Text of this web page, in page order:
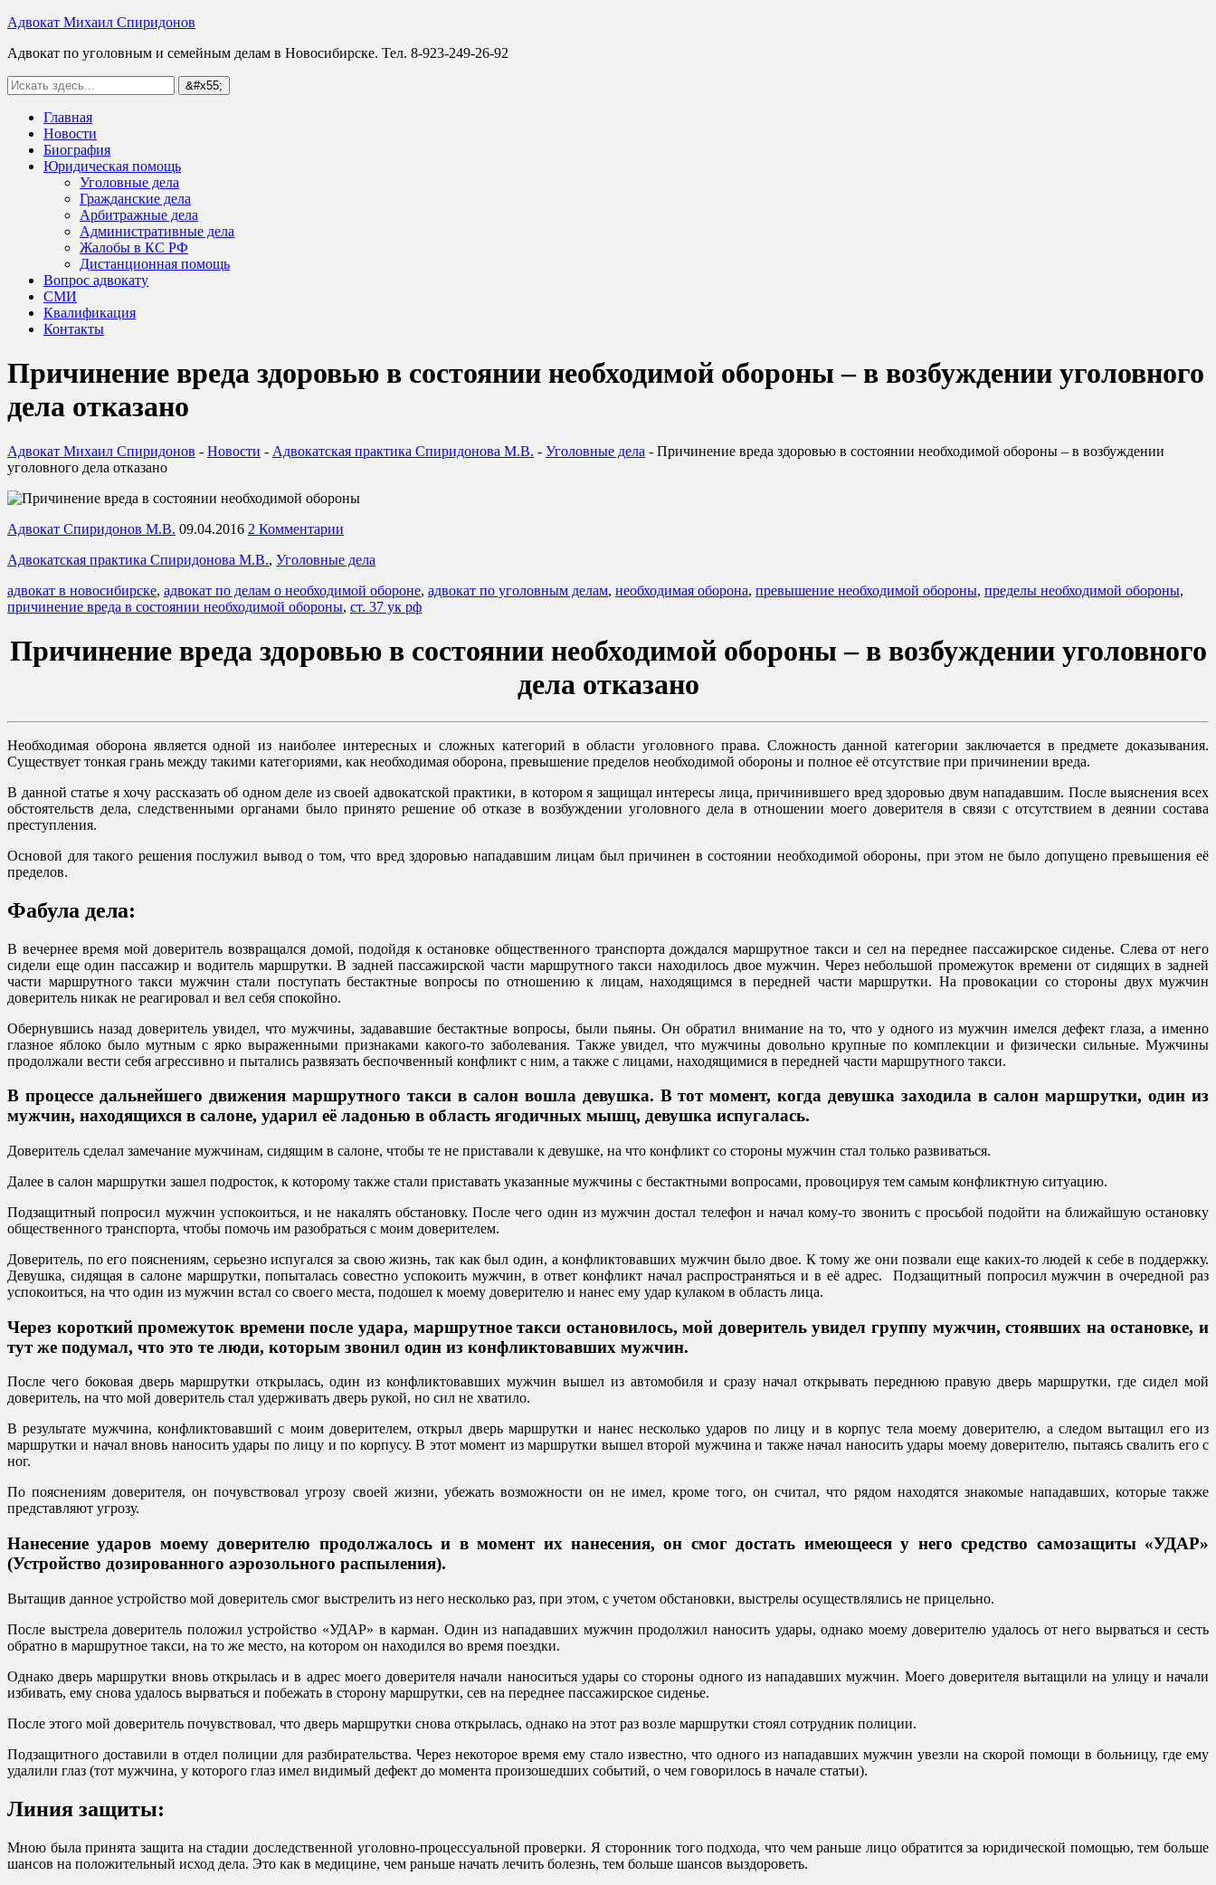
Адвокат Михаил Спиридонов
Адвокат по уголовным и семейным делам в Новосибирске. Тел. 8-923-249-26-92
Главная
Новости
Биография
Юридическая помощь
Уголовные дела
Гражданские дела
Арбитражные дела
Административные дела
Жалобы в КС РФ
Дистанционная помощь
Вопрос адвокату
СМИ
Квалификация
Контакты
Причинение вреда здоровью в состоянии необходимой обороны – в возбуждении уголовного
дела отказано
Адвокат Михаил Спиридонов - Новости - Адвокатская практика Спиридонова М.В. - Уголовные дела - Причинение вреда здоровью в состоянии необходимой обороны – в возбуждении
уголовного дела отказано
Адвокат Спиридонов М.В. 09.04.2016 2 Комментарии
Адвокатская практика Спиридонова М.В., Уголовные дела
адвокат в новосибирске, адвокат по делам о необходимой обороне, адвокат по уголовным делам, необходимая оборона, превышение необходимой обороны, пределы необходимой обороны,
причинение вреда в состоянии необходимой обороны, ст. 37 ук рф
Причинение вреда здоровью в состоянии необходимой обороны – в возбуждении уголовного
дела отказано
Необходимая оборона является одной из наиболее интересных и сложных категорий в области уголовного права. Сложность данной категории заключается в предмете доказывания.
Существует тонкая грань между такими категориями, как необходимая оборона, превышение пределов необходимой обороны и полное её отсутствие при причинении вреда.
В данной статье я хочу рассказать об одном деле из своей адвокатской практики, в котором я защищал интересы лица, причинившего вред здоровью двум нападавшим. После выяснения всех
обстоятельств дела, следственными органами было принято решение об отказе в возбуждении уголовного дела в отношении моего доверителя в связи с отсутствием в деянии состава
преступления.
Основой для такого решения послужил вывод о том, что вред здоровью нападавшим лицам был причинен в состоянии необходимой обороны, при этом не было допущено превышения её
пределов.
Фабула дела:
В вечернее время мой доверитель возвращался домой, подойдя к остановке общественного транспорта дождался маршрутное такси и сел на переднее пассажирское сиденье. Слева от него
сидели еще один пассажир и водитель маршрутки. В задней пассажирской части маршрутного такси находилось двое мужчин. Через небольшой промежуток времени от сидящих в задней
части маршрутного такси мужчин стали поступать бестактные вопросы по отношению к лицам, находящимся в передней части маршрутки. На провокации со стороны двух мужчин
доверитель никак не реагировал и вел себя спокойно.
Обернувшись назад доверитель увидел, что мужчины, задававшие бестактные вопросы, были пьяны. Он обратил внимание на то, что у одного из мужчин имелся дефект глаза, а именно
глазное яблоко было мутным с ярко выраженными признаками какого-то заболевания. Также увидел, что мужчины довольно крупные по комплекции и физически сильные. Мужчины
продолжали вести себя агрессивно и пытались развязать беспочвенный конфликт с ним, а также с лицами, находящимися в передней части маршрутного такси.
В процессе дальнейшего движения маршрутного такси в салон вошла девушка. В тот момент, когда девушка заходила в салон маршрутки, один из
мужчин, находящихся в салоне, ударил её ладонью в область ягодичных мышц, девушка испугалась.
Доверитель сделал замечание мужчинам, сидящим в салоне, чтобы те не приставали к девушке, на что конфликт со стороны мужчин стал только развиваться.
Далее в салон маршрутки зашел подросток, к которому также стали приставать указанные мужчины с бестактными вопросами, провоцируя тем самым конфликтную ситуацию.
Подзащитный попросил мужчин успокоиться, и не накалять обстановку. После чего один из мужчин достал телефон и начал кому-то звонить с просьбой подойти на ближайшую остановку
общественного транспорта, чтобы помочь им разобраться с моим доверителем.
Доверитель, по его пояснениям, серьезно испугался за свою жизнь, так как был один, а конфликтовавших мужчин было двое. К тому же они позвали еще каких-то людей к себе в поддержку.
Девушка, сидящая в салоне маршрутки, попыталась совестно успокоить мужчин, в ответ конфликт начал распространяться и в её адрес. Подзащитный попросил мужчин в очередной раз
успокоиться, на что один из мужчин встал со своего места, подошел к моему доверителю и нанес ему удар кулаком в область лица.
Через короткий промежуток времени после удара, маршрутное такси остановилось, мой доверитель увидел группу мужчин, стоявших на остановке, и
тут же подумал, что это те люди, которым звонил один из конфликтовавших мужчин.
После чего боковая дверь маршрутки открылась, один из конфликтовавших мужчин вышел из автомобиля и сразу начал открывать переднюю правую дверь маршрутки, где сидел мой
доверитель, на что мой доверитель стал удерживать дверь рукой, но сил не хватило.
В результате мужчина, конфликтовавший с моим доверителем, открыл дверь маршрутки и нанес несколько ударов по лицу и в корпус тела моему доверителю, а следом вытащил его из
маршрутки и начал вновь наносить удары по лицу и по корпусу. В этот момент из маршрутки вышел второй мужчина и также начал наносить удары моему доверителю, пытаясь свалить его с
ног.
По пояснениям доверителя, он почувствовал угрозу своей жизни, убежать возможности он не имел, кроме того, он считал, что рядом находятся знакомые нападавших, которые также
представляют угрозу.
Нанесение ударов моему доверителю продолжалось и в момент их нанесения, он смог достать имеющееся у него средство самозащиты «УДАР»
(Устройство дозированного аэрозольного распыления).
Вытащив данное устройство мой доверитель смог выстрелить из него несколько раз, при этом, с учетом обстановки, выстрелы осуществлялись не прицельно.
После выстрела доверитель положил устройство «УДАР» в карман. Один из нападавших мужчин продолжил наносить удары, однако моему доверителю удалось от него вырваться и сесть
обратно в маршрутное такси, на то же место, на котором он находился во время поездки.
Однако дверь маршрутки вновь открылась и в адрес моего доверителя начали наноситься удары со стороны одного из нападавших мужчин. Моего доверителя вытащили на улицу и начали
избивать, ему снова удалось вырваться и побежать в сторону маршрутки, сев на переднее пассажирское сиденье.
После этого мой доверитель почувствовал, что дверь маршрутки снова открылась, однако на этот раз возле маршрутки стоял сотрудник полиции.
Подзащитного доставили в отдел полиции для разбирательства. Через некоторое время ему стало известно, что одного из нападавших мужчин увезли на скорой помощи в больницу, где ему
удалили глаз (тот мужчина, у которого глаз имел видимый дефект до момента произошедших событий, о чем говорилось в начале статьи).
Линия защиты:
Мною была принята защита на стадии доследственной уголовно-процессуальной проверки. Я сторонник того подхода, что чем раньше лицо обратится за юридической помощью, тем больше
шансов на положительный исход дела. Это как в медицине, чем раньше начать лечить болезнь, тем больше шансов выздороветь.